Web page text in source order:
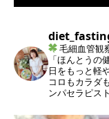
毛細血管観
「ほんとうの
日をもっと軽
コロもカラダ
ンパセラピスト